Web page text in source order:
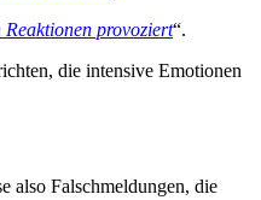
Reaktionen provoziert“.
die intensive Emotionen
also Falschmeldungen, die